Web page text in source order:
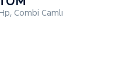
, Combi Camlı